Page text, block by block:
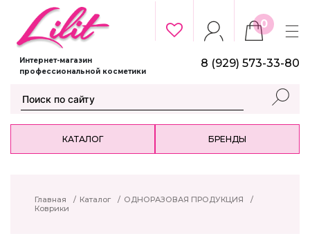
Интернет-магазин
профессиональной косметики
0
8 (929) 573-33-80
КАТАЛОГ БРЕНДЫ
Главная / Каталог / ОДНОРАЗОВАЯ ПРОДУКЦИЯ
/
Коврики